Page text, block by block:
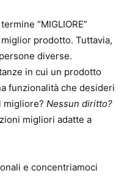
“MIGLIORE”
prodotto. Tuttavia,
diverse.
in cui un prodotto
funzionalità che desideri
​​migliore? Nessun diritto?
migliori adatte a
e concentriamoci